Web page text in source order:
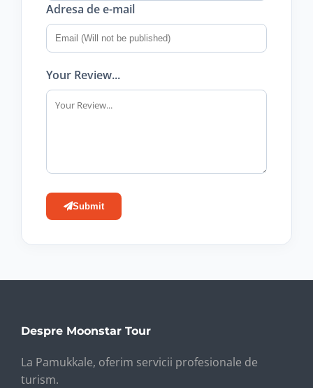
Adresa de e-mail
Your Review...
Submit
Despre Moonstar Tour
La Pamukkale, oferim servicii profesionale de
turism.